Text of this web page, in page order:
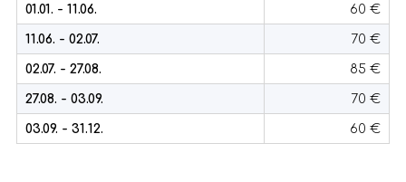
01.01. - 11.06. 60 €
11.06. - 02.07. 70 €
02.07. - 27.08. 85 €
27.08. - 03.09. 70 €
03.09. - 31.12. 60 €